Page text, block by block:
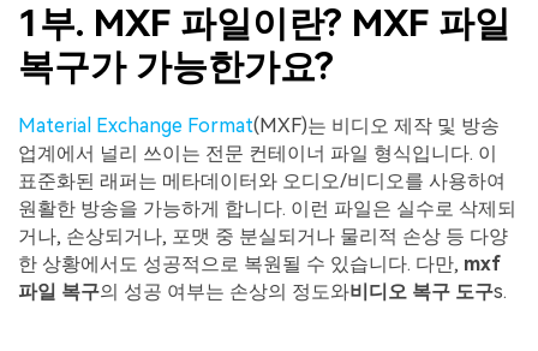
1부. MXF 파일이란? MXF 파일
복구가 가능한가요?
Material Exchange Format(MXF)는 비디오 제작 및 방송
업계에서 널리 쓰이는 전문 컨테이너 파일 형식입니다. 이
표준화된 래퍼는 메타데이터와 오디오/비디오를 사용하여
원활한 방송을 가능하게 합니다. 이런 파일은 실수로 삭제되
거나, 손상되거나, 포맷 중 분실되거나 물리적 손상 등 다양
한 상황에서도 성공적으로 복원될 수 있습니다. 다만, mxf
파일 복구의 성공 여부는 손상의 정도와비디오 복구 도구s.